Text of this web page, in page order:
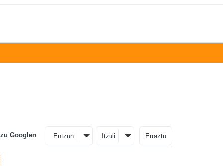
Googlen Entzun Itzuli Erraztu